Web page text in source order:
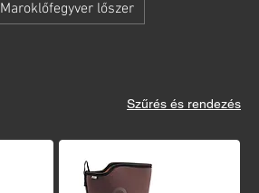
Maroklőfegyver lőszer
Szűrés és rendezés